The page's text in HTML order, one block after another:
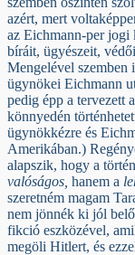
azért, mert
az Eichmann-per jogi
bíráit, ügyészeit,
Mengelével szemben
ügynökei Eichmann
pedig épp a tervezett
könnyedén
ügynökkézre és
Amerikában.)
alapszik, hogy a
valóságos, hanem a
szeretném magam
nem jönnék ki jól
fikció eszközével,
megöli Hitlert, és